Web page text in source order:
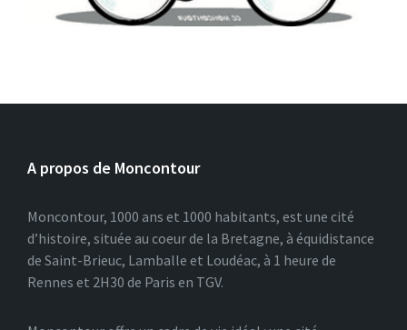
A propos de Moncontour
Moncontour, 1000 ans et 1000 habitants, est une cité
d’histoire, située au coeur de la Bretagne, à équidistance
de Saint-Brieuc, Lamballe et Loudéac, à 1 heure de
Rennes et 2H30 de Paris en TGV.